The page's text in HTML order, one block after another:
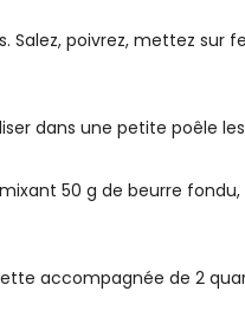
Salez, poivrez, mettez
dans une petite poêle
50 g de beurre
accompagnée de 2